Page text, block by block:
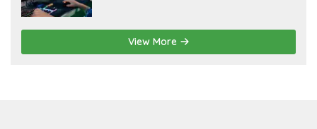
View More